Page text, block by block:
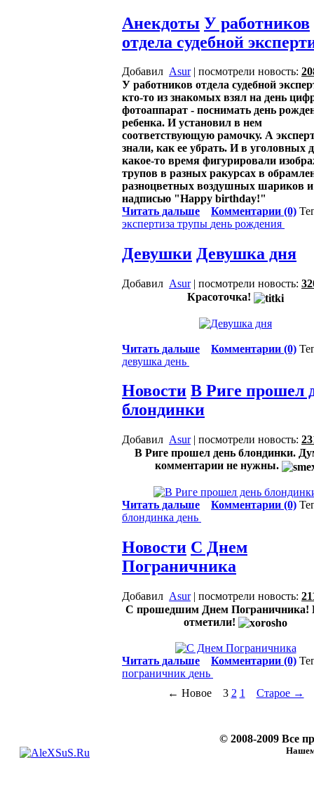
Анекдоты У работников
отдела судебной
Добавил Asur| посмотрели новость:
У работников отдела судебной
кто-то из знакомых взял на день
фотоаппарат - поснимать день
ребенка. И установил в нем
соответствующую рамочку. А
знали, как ее убрать. И в уголовных
какое-то время фигурировали
трупов в разных ракурсах в
разноцветных воздушных шариков и
надписью "Happy birthdаy!"
Читать дальше
Комментарии (0)
экспертиза трупы день рождения
Девушки Девушка дня
Добавил Asur| посмотрели новость:
Красоточка!
Читать дальше Комментарии (0)
девушка день
Новости В Риге прошел
блондинки
Добавил Asur| посмотрели новость:
В Риге прошел день блондинки.
комментарии не нужны.
Читать дальше Комментарии (0)
блондинка день
Новости С Днем
Пограничника
Добавил Asur| посмотрели новость:
C прошедшим Днем Пограничника!
отметили!
Читать дальше Комментарии (0)
пограничник день
← Новое
3 2 1 Старое →
© 2008-2009 Все